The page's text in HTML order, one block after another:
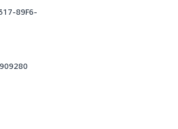
89F6-